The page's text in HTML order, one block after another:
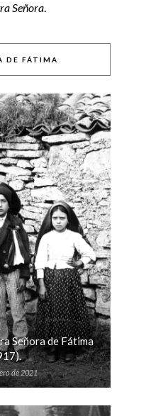
Señora.
DE FÁTIMA
Señora de Fátima
de 2021